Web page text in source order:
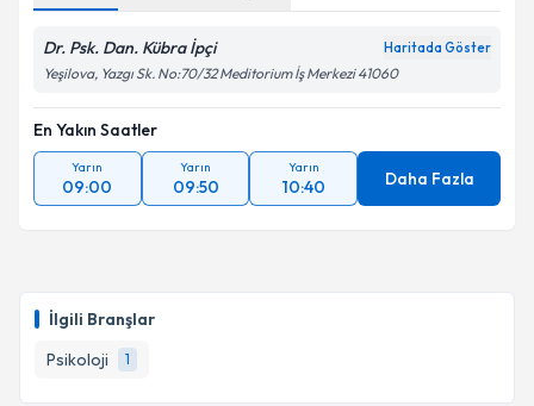
İlgili Branşlar
Psikoloji
1
Dr. Psk. Dan. Kübra İpçi Haritada Göster
Yeşilova, Yazgı Sk. No:70/32 Meditorium İş Merkezi 41060
En Yakın Saatler
Yarın
09:00
Yarın
09:50
Yarın
10:40 Daha Fazla